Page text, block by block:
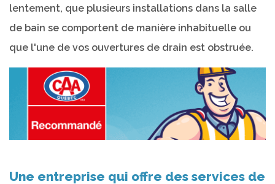
lentement, que plusieurs installations dans la salle
de bain se comportent de manière inhabituelle ou
que l'une de vos ouvertures de drain est obstruée.
Une entreprise qui offre des services de